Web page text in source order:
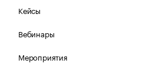
Кейсы
Вебинары
Мероприятия